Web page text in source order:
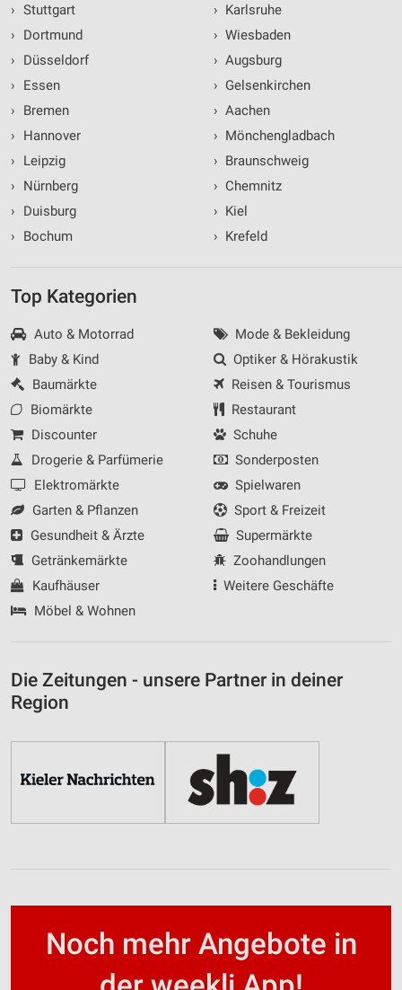
› Stuttgart
›
Dortmund
›
Düsseldorf
›
Essen
›
Bremen
›
Hannover
›
Leipzig
›
Nürnberg
›
Duisburg
›
Bochum
› Karlsruhe
› Wiesbaden
› Augsburg
› Gelsenkirchen
› Aachen
› Mönchengladbach
› Braunschweig
› Chemnitz
› Kiel
› Krefeld
Top Kategorien
Auto & Motorrad
Baby & Kind
Baumärkte
Biomärkte
Discounter
Drogerie & Parfümerie
Elektromärkte
Garten & Pflanzen
Gesundheit & Ärzte
Getränkemärkte
Kaufhäuser
Möbel & Wohnen
Mode & Bekleidung
Optiker & Hörakustik
Reisen & Tourismus
Restaurant
Schuhe
Sonderposten
Spielwaren
Sport & Freizeit
Supermärkte
Zoohandlungen
Weitere Geschäfte
Die Zeitungen - unsere Partner in deiner
Region
Noch mehr Angebote in